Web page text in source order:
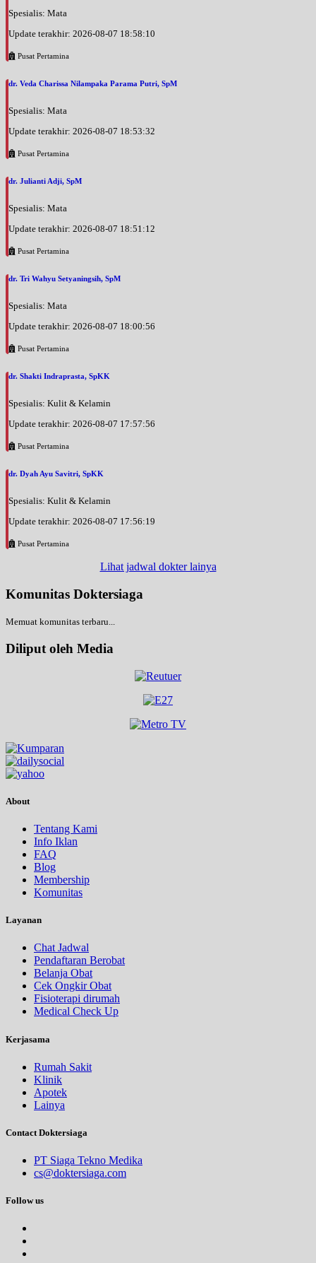
Spesialis: Mata
Update terakhir: 2026-08-07 18:58:10
Pusat Pertamina
dr. Veda Charissa Nilampaka Parama Putri, SpM
Spesialis: Mata
Update terakhir: 2026-08-07 18:53:32
Pusat Pertamina
dr. Julianti Adji, SpM
Spesialis: Mata
Update terakhir: 2026-08-07 18:51:12
Pusat Pertamina
dr. Tri Wahyu Setyaningsih, SpM
Spesialis: Mata
Update terakhir: 2026-08-07 18:00:56
Pusat Pertamina
dr. Shakti Indraprasta, SpKK
Spesialis: Kulit & Kelamin
Update terakhir: 2026-08-07 17:57:56
Pusat Pertamina
dr. Dyah Ayu Savitri, SpKK
Spesialis: Kulit & Kelamin
Update terakhir: 2026-08-07 17:56:19
Pusat Pertamina
Lihat jadwal dokter lainya
Komunitas Doktersiaga
Memuat komunitas terbaru...
Diliput oleh Media
About
Tentang Kami
Info Iklan
FAQ
Blog
Membership
Komunitas
Layanan
Chat Jadwal
Pendaftaran Berobat
Belanja Obat
Cek Ongkir Obat
Fisioterapi dirumah
Medical Check Up
Kerjasama
Rumah Sakit
Klinik
Apotek
Lainya
Contact Doktersiaga
PT Siaga Tekno Medika
cs@doktersiaga.com
Follow us